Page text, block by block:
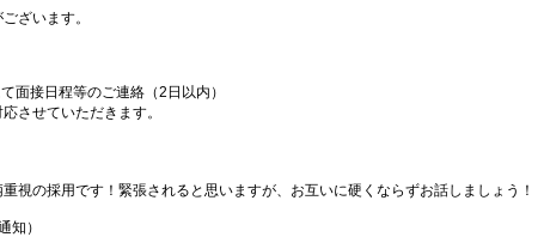
ざいます。
面接日程等のご連絡（2日以内）
させていただきます。
視の採用です！緊張されると思いますが、お互いに硬くならずお話しましょう！
知）